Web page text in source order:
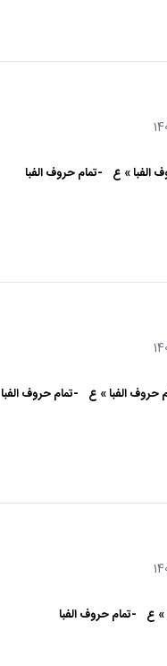
الفبا » ع -تمام حروف الفبا
حروف الفبا » ع -تمام حروف الفبا
» ع -تمام حروف الفبا